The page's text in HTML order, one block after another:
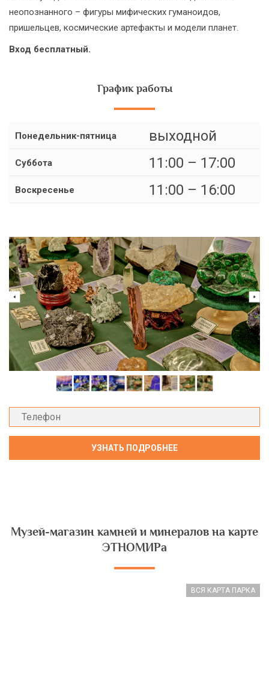
неопознанного – фигуры мифических гуманоидов,
пришельцев, космические артефакты и модели планет.
Вход бесплатный.
График работы
Понедельник-пятница выходной
Суббота 11:00 – 17:00
Воскресенье 11:00 – 16:00
Музей-магазин камней и минералов на карте
ЭТНОМИРа
ВСЯ КАРТА ПАРКА